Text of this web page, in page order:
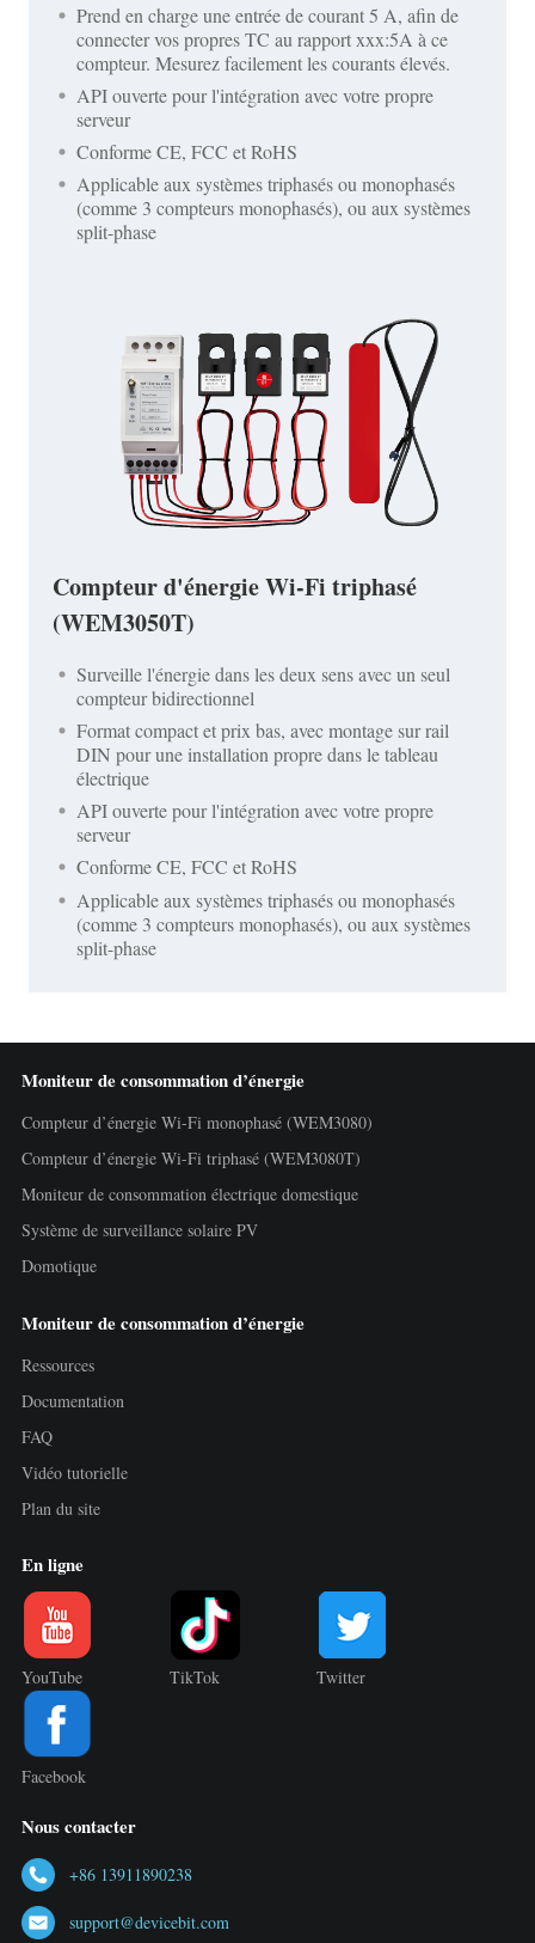
Prend en charge une entrée de courant 5 A, afin de
connecter vos propres TC au rapport xxx:5A à ce
compteur. Mesurez facilement les courants élevés.
API ouverte pour l'intégration avec votre propre
serveur
Conforme CE, FCC et RoHS
Applicable aux systèmes triphasés ou monophasés
(comme 3 compteurs monophasés), ou aux systèmes
split-phase
Compteur d'énergie Wi-Fi triphasé
(WEM3050T)
Surveille l'énergie dans les deux sens avec un seul
compteur bidirectionnel
Format compact et prix bas, avec montage sur rail
DIN pour une installation propre dans le tableau
électrique
API ouverte pour l'intégration avec votre propre
serveur
Conforme CE, FCC et RoHS
Applicable aux systèmes triphasés ou monophasés
(comme 3 compteurs monophasés), ou aux systèmes
split-phase
Moniteur de consommation d’énergie
Compteur d’énergie Wi-Fi monophasé (WEM3080)
Compteur d’énergie Wi-Fi triphasé (WEM3080T)
Moniteur de consommation électrique domestique
Système de surveillance solaire PV
Domotique
Moniteur de consommation d’énergie
Ressources
Documentation
FAQ
Vidéo tutorielle
Plan du site
En ligne
YouTube TikTok Twitter
Facebook
Nous contacter
+86 13911890238
support@devicebit.com